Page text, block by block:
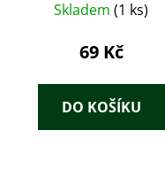
Skladem (1 ks)
69 Kč
DO KOŠÍKU